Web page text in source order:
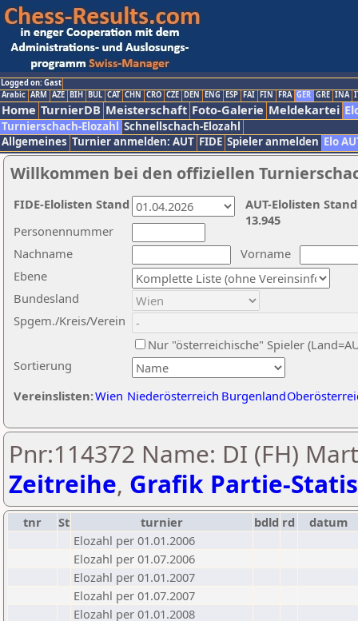
Logged on: Gast
Arabic ARM AZE BIH BUL CAT CHN CRO CZE DEN ENG ESP FAI FIN FRA GER GRE INA
Home TurnierDB Meisterschaft Foto-Galerie Meldekartei
Turnierschach-Elozahl Schnellschach-Elozahl
Allgemeines Turnier anmelden: AUT FIDE Spieler anmelden Elo
Willkommen bei den offiziellen
Nachname
Vorname
Ebene
Sortierung
Personennummer
Bundesland
Spgem./Kreis/Verein
Nur "österreichische" Spieler
Vereinslisten:Wien Niederösterreich Burgenland
AUT-Elolisten
13.945
FIDE-Elolisten Stand
Pnr:114372 Name: DI (FH)
Zeitreihe, Grafik Partie-
tnr St turnier bdld rd
datum
Elozahl per 01.01.2006
Elozahl per 01.07.2006
Elozahl per 01.01.2007
Elozahl per 01.07.2007
Elozahl per 01.01.2008